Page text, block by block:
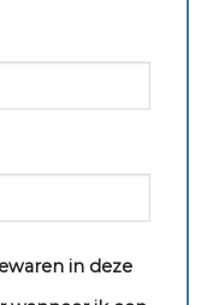
in deze